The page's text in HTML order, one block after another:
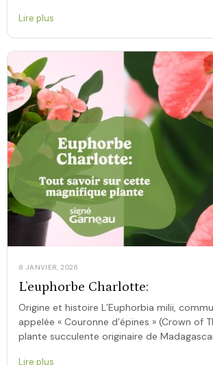
Lire plus
8 JANVIER, 2026
L’euphorbe Charlotte:
Origine et histoire L’Euphorbia milii,
appelée « Couronne d’épines » (Crown of
plante succulente originaire de
Lire plus